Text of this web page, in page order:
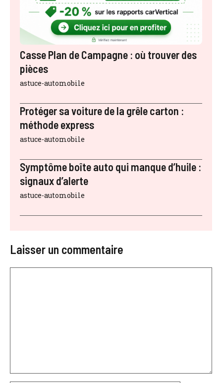
Casse Plan de Campagne : où trouver des
pièces
astuce-automobile
Protéger sa voiture de la grêle carton :
méthode express
astuce-automobile
Symptôme boîte auto qui manque d’huile :
signaux d’alerte
astuce-automobile
Laisser un commentaire